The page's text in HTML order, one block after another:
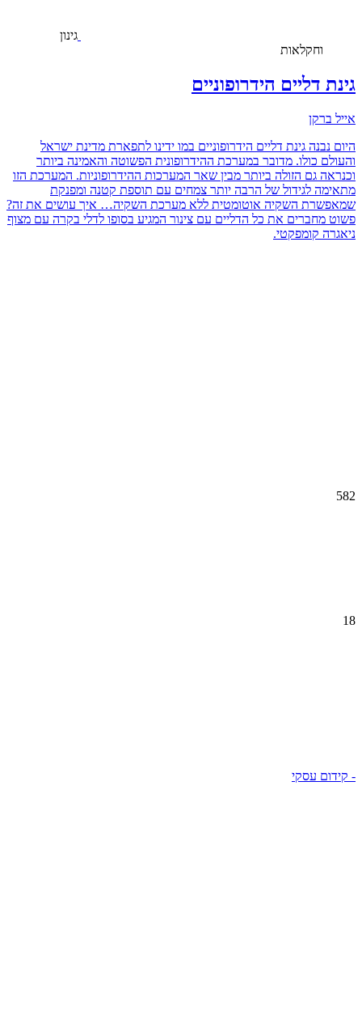
גינון
וחקלאות
גינת דליים הידרופוניים
אייל ברקן
היום נבנה גינת דליים הידרופוניים במו ידינו לתפארת מדינת ישראל
והעולם כולו. מדובר במערכת ההידרופונית הפשוטה והאמינה ביותר
וכנראה גם הזולה ביותר מבין שאר המערכות ההידרופוניות. המערכת הזו
מתאימה לגידול של הרבה יותר צמחים עם תוספת קטנה ומפנקת
שמאפשרת השקיה אוטומטית ללא מערכת השקיה… איך עושים את זה?
פשוט מחברים את כל הדליים עם צינור המגיע בסופו לדלי בקרה עם מצוף
ניאגרה קומפקטי.
582
18
- קידום עסקי